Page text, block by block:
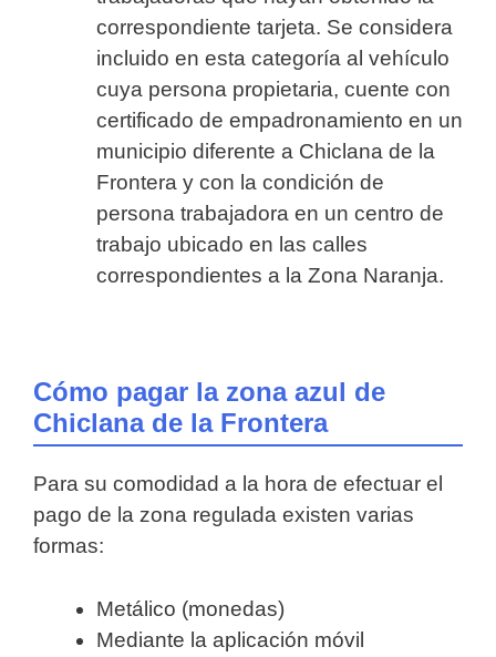
correspondiente tarjeta. Se considera
incluido en esta categoría al vehículo
cuya persona propietaria, cuente con
certificado de empadronamiento en un
municipio diferente a Chiclana de la
Frontera y con la condición de
persona trabajadora en un centro de
trabajo ubicado en las calles
correspondientes a la Zona Naranja.
Cómo pagar la zona azul de
Chiclana de la Frontera
Para su comodidad a la hora de efectuar el
pago de la zona regulada existen varias
formas:
Metálico (monedas)
Mediante la aplicación móvil